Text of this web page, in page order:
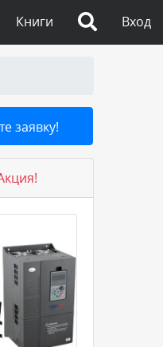
Вход
Книги
заявку!